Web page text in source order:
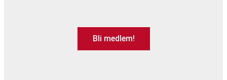
Bli medlem!